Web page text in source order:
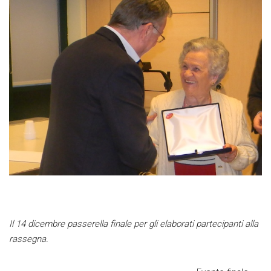
Il 14 dicembre passerella finale per gli elaborati partecipanti alla
rassegna.